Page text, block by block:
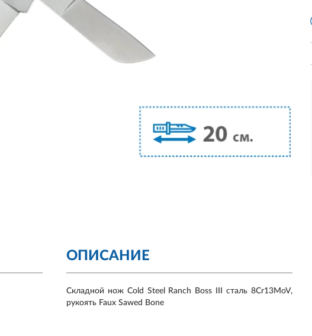
ОПИСАНИЕ
Складной нож Cold Steel Ranch Boss III сталь 8Cr13MoV,
рукоять Faux Sawed Bone